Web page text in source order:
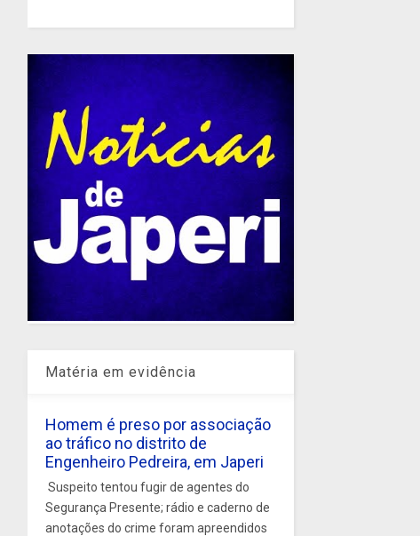
Matéria em evidência
Homem é preso por associação
ao tráfico no distrito de
Engenheiro Pedreira, em Japeri
Suspeito tentou fugir de agentes do
Segurança Presente; rádio e caderno de
anotações do crime foram apreendidos